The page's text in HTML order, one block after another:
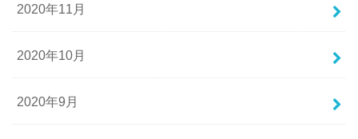
2020年11月
2020年10月
2020年9月